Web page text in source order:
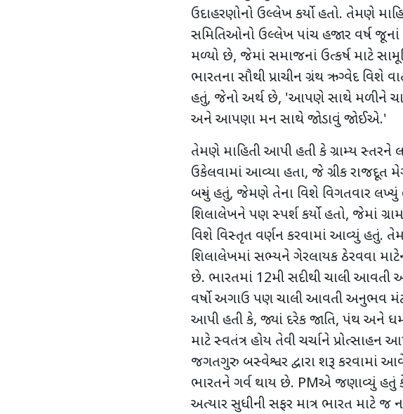
ઉદાહરણોનો ઉલ્લેખ કર્યો હતો. તેમણે
સમિતિઓનો ઉલ્લેખ પાંચ હજાર વર્ષ જૂનાં
મળ્યો છે, જેમાં સમાજનાં ઉત્કર્ષ માટે
ભારતના સૌથી પ્રાચીન ગ્રંથ ઋગ્વેદ વિશે
હતું, જેનો અર્થ છે, 'આપણે સાથે મળીને
અને આપણા મન સાથે જોડાવું જોઈએ.'
તેમણે માહિતી આપી હતી કે ગ્રામ્ય સ્તરને
ઉકેલવામાં આવ્યા હતા, જે ગ્રીક રાજદૂત
બન્યું હતું, જેમણે તેના વિશે વિગતવાર લખ્યું
શિલાલેખને પણ સ્પર્શ કર્યો હતો, જેમાં
વિશે વિસ્તૃત વર્ણન કરવામાં આવ્યું હતું.
શિલાલેખમાં સભ્યને ગેરલાયક ઠેરવવા
છે. ભારતમાં 12મી સદીથી ચાલી આવતી
વર્ષો અગાઉ પણ ચાલી આવતી અનુભવ
આપી હતી કે, જ્યાં દરેક જાતિ, પંથ અને
માટે સ્વતંત્ર હોય તેવી ચર્ચાને
જગતગુરુ બસ્વેશ્વર દ્વારા શરૂ કરવામાં
ભારતને ગર્વ થાય છે. PMએ જણાવ્યું હતું
અત્યાર સુધીની સફર માત્ર ભારત માટે જ